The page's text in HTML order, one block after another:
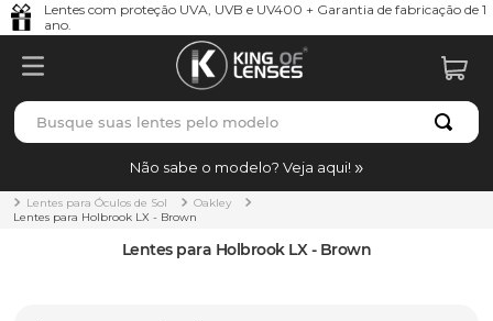
Lentes com proteção UVA, UVB e UV400 + Garantia de fabricação de 1
ano.
Busque suas lentes pelo modelo
Não sabe o modelo? Veja aqui!
Lentes para Óculos de Sol
Oakley
Lentes para Holbrook LX - Brown
Lentes para Holbrook LX - Brown
TERMOS MAIS BUSCADOS
1º borrachas
holbrook